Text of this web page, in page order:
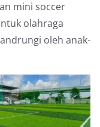
mini soccer
olahraga
oleh anak-